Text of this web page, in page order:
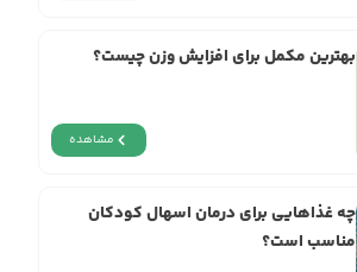
بهترین مکمل برای افزایش وزن چیست؟
مشاهده
چه غذاهایی برای درمان اسهال کودکان
مناسب است؟